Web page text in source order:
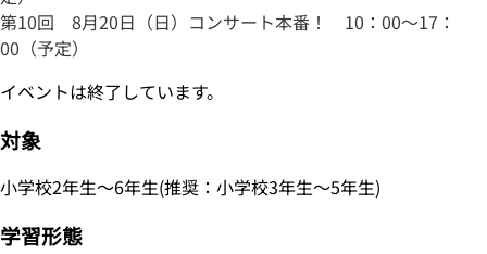
第10回 8月20日（日）コンサート本番！ 10：00～17：
00（予定）
イベントは終了しています。
対象
小学校2年生～6年生(推奨：小学校3年生～5年生)
学習形態